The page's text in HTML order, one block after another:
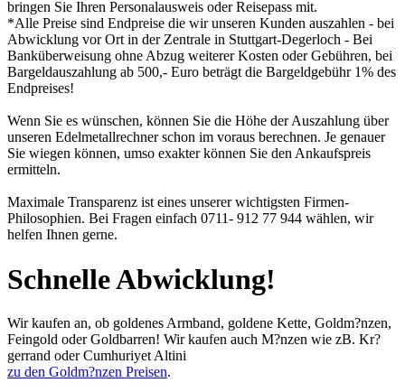
bringen Sie Ihren Personalausweis oder Reisepass mit.
*Alle Preise sind Endpreise die wir unseren Kunden auszahlen - bei
Abwicklung vor Ort in der Zentrale in Stuttgart-Degerloch - Bei
Banküberweisung ohne Abzug weiterer Kosten oder Gebühren, bei
Bargeldauszahlung ab 500,- Euro beträgt die Bargeldgebühr 1% des
Endpreises!
Wenn Sie es wünschen, können Sie die Höhe der Auszahlung über
unseren Edelmetallrechnerschon im voraus berechnen. Je genauer
Sie wiegen können, umso exakter können Sie den Ankaufspreis
ermitteln.
Maximale Transparenz ist eines unserer wichtigsten Firmen-
Philosophien. Bei Fragen einfach 0711- 912 77 944 wählen, wir
helfen Ihnen gerne.
Schnelle Abwicklung!
Wir kaufen an, ob goldenes Armband, goldene Kette, Goldm?nzen,
Feingold oder Goldbarren! Wir kaufen auch M?nzen wie zB. Kr?
gerrand oder Cumhuriyet Altini
zu den Goldm?nzen Preisen.